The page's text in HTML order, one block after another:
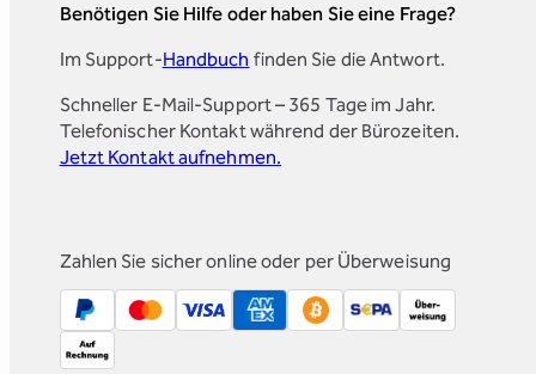
Benötigen Sie Hilfe oder haben Sie eine Frage?
Im Support-Handbuch finden Sie die Antwort.
Schneller E-Mail-Support – 365 Tage im Jahr.
Telefonischer Kontakt während der Bürozeiten.
Jetzt Kontakt aufnehmen.
Zahlen Sie sicher online oder per Überweisung